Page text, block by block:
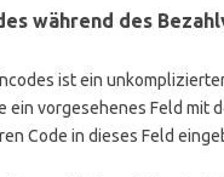
während des
ist ein
vorgesehenes Feld mit
Code in dieses Feld